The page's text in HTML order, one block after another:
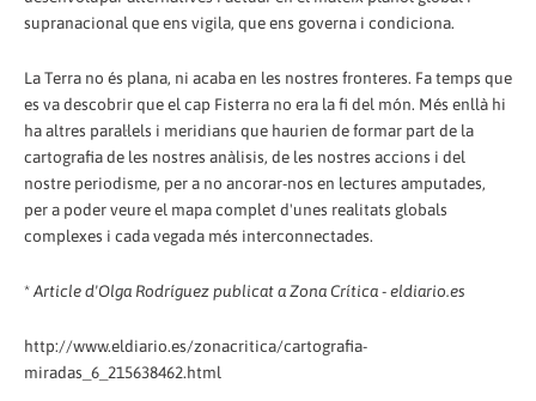
supranacional que ens vigila, que ens governa i condiciona.
La Terra no és plana, ni acaba en les nostres fronteres. Fa temps que
es va descobrir que el cap Fisterra no era la fi del món. Més enllà hi
ha altres paral·lels i meridians que haurien de formar part de la
cartografia de les nostres anàlisis, de les nostres accions i del
nostre periodisme, per a no ancorar-nos en lectures amputades,
per a poder veure el mapa complet d'unes realitats globals
complexes i cada vegada més interconnectades.
*Article d'Olga Rodríguez publicat a Zona Crítica - eldiario.es
http://www.eldiario.es/zonacritica/cartografia-
miradas_6_215638462.html